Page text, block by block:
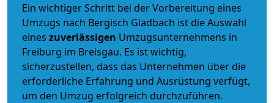
Ein wichtiger Schritt bei der Vorbereitung eines
Umzugs nach Bergisch Gladbach ist die Auswahl
eines zuverlässigen Umzugsunternehmens in
Freiburg im Breisgau. Es ist wichtig,
sicherzustellen, dass das Unternehmen über die
erforderliche Erfahrung und Ausrüstung verfügt,
um den Umzug erfolgreich durchzuführen.